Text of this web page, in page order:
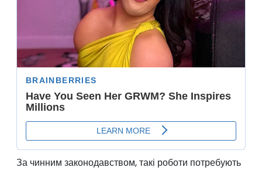
За чинним законодавством, такі роботи потребують